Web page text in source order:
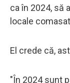
ca în 2024, să
locale
El crede că,
"În 2024 sunt